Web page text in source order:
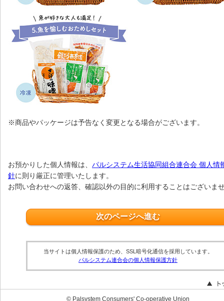
※商品やパッケージは予告なく変更となる場合がございます。
お預かりした個人情報は、 パルシステム生活協同組合連合会 個人情
針に則り厳正に管理いたします。
お問い合わせへの返答、確認以外の目的に利用することはございま
当サイトは個人情報保護のため、SSL暗号化通信を採用しています。
パルシステム連合会の個人情報保護方針
© Palsystem Consumers' Co-operative Union